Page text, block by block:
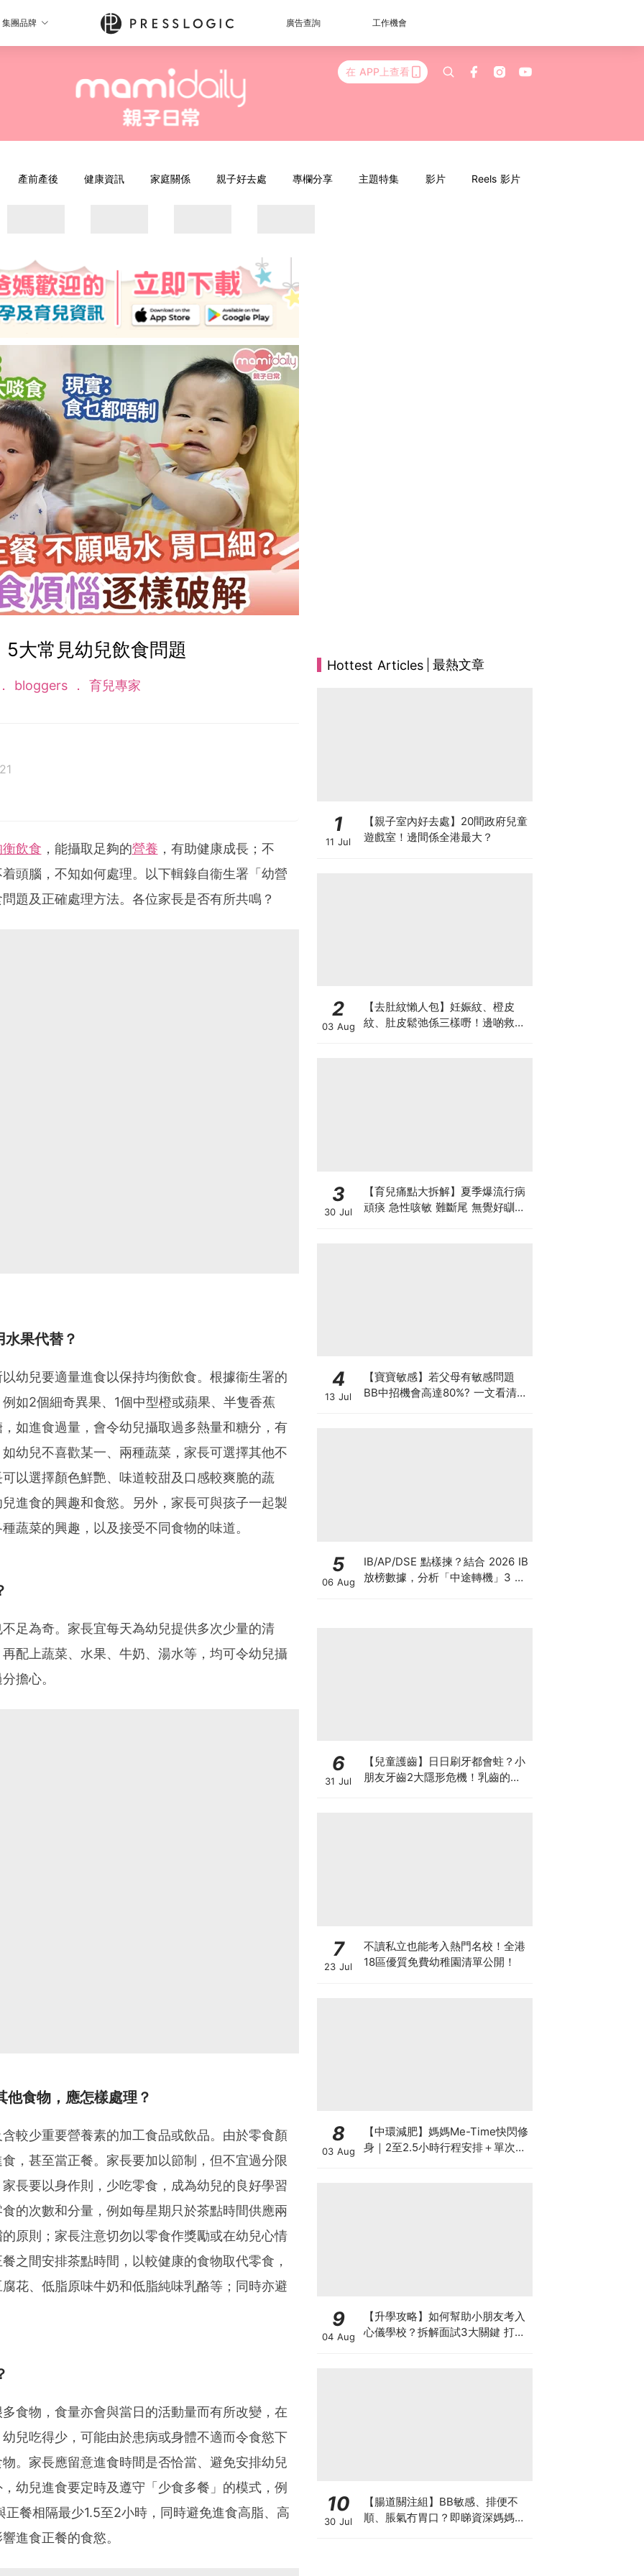
集團品牌 廣告查詢 工作機會
在 APP上查看
產前產後 健康資訊 家庭關係 親子好去處 專欄分享 主題特集 影片 Reels 影片
5大常見幼兒飲食問題
bloggers 育兒專家
童、家長、及專業同工等超過37, 000人，受惠團體及
飲食 ，能攝取足夠的營養 ，有助健康成長；不
頭腦，不知如何處理。以下輯錄自衞生署「幼營
題及正確處理方法。各位家長是否有所共鳴？
果代替？
幼兒要適量進食以保持均衡飲食。根據衞生署的
如2個細奇異果、1個中型橙或蘋果、半隻香蕉
如進食過量，會令幼兒攝取過多熱量和糖分，有
幼兒不喜歡某一、兩種蔬菜，家長可選擇其他不
以選擇顏色鮮艷、味道較甜及口感較爽脆的蔬
進食的興趣和食慾。另外，家長可與孩子一起製
蔬菜的興趣，以及接受不同食物的味道。
足為奇。家長宜每天為幼兒提供多次少量的清
配上蔬菜、水果、牛奶、湯水等，均可令幼兒攝
擔心。
他食物，應怎樣處理？
較少重要營養素的加工食品或飲品。由於零食顏
，甚至當正餐。家長要加以節制，但不宜過分限
長要以身作則，少吃零食，成為幼兒的良好學習
的次數和分量，例如每星期只於茶點時間供應兩
原則；家長注意切勿以零食作獎勵或在幼兒心情
之間安排茶點時間，以較健康的食物取代零食，
花、低脂原味牛奶和低脂純味乳酪等；同時亦避
食物，食量亦會與當日的活動量而有所改變，在
兒吃得少，可能由於患病或身體不適而令食慾下
。家長應留意進食時間是否恰當、避免安排幼兒
幼兒進食要定時及遵守「少食多餐」的模式，例
餐相隔最少1.5至2小時，同時避免進食高脂、高
進食正餐的食慾。
Hottest Articles 最熱文章
1
11 Jul
【親子室內好去處】20間政府兒童
遊戲室！邊間係全港最大？
2
03 Aug
【去肚紋懶人包】妊娠紋、橙皮
紋、肚皮鬆弛係三樣嘢！邊啲救得
3
30 Jul
【育兒痛點大拆解】夏季爆流行病
頑痰 急性咳敏 難斷尾 無覺好瞓？
4
13 Jul
【寶寶敏感】若父母有敏感問題
BB中招機會高達80%? 一文看清預
5
06 Aug
IB/AP/DSE 點樣揀？結合 2026 IB
放榜數據，分析「中途轉機」3 大
6
31 Jul
【兒童護齒】日日刷牙都會蛀？小
朋友牙齒2大隱形危機！乳齒的琺
7
23 Jul
不讀私立也能考入熱門名校！全港
18區優質免費幼稚園清單公開！
8
03 Aug
【中環減肥】媽媽Me-Time快閃修
身｜2至2.5小時行程安排＋單次收
9
04 Aug
【升學攻略】如何幫助小朋友考入
心儀學校？拆解面試3大關鍵 打好
10
30 Jul
【腸道關注組】BB敏感、排便不
順、脹氣冇胃口？即睇資深媽媽分